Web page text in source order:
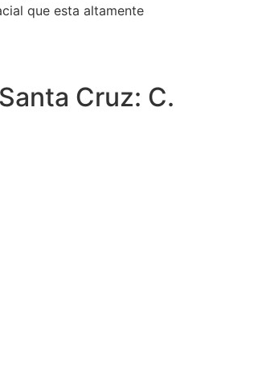
que esta altamente
Cruz: C.